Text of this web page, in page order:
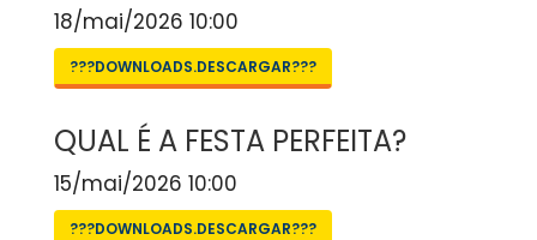
18/mai/2026 10:00
???DOWNLOADS.DESCARGAR???
QUAL É A FESTA PERFEITA?
15/mai/2026 10:00
???DOWNLOADS.DESCARGAR???